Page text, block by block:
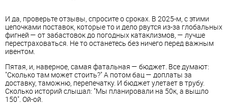
И да, проверьте отзывы, спросите о сроках. В 2025-м, с этими
цепочками поставок, которые то и дело рвутся из-за глобальных
фигней — от забастовок до погодных катаклизмов, — лучше
перестраховаться. Не то останетесь без ничего перед важным
ивентом.
Пятая, и, наверное, самая фатальная — бюджет. Все думают:
"Сколько там может стоить?" А потом бац — доплаты за
доставку, таможню, перепечатку. И бюджет улетает в трубу.
Сколько историй слышал: "Мы планировали на 50к, а вышло
150". Ой-ой.